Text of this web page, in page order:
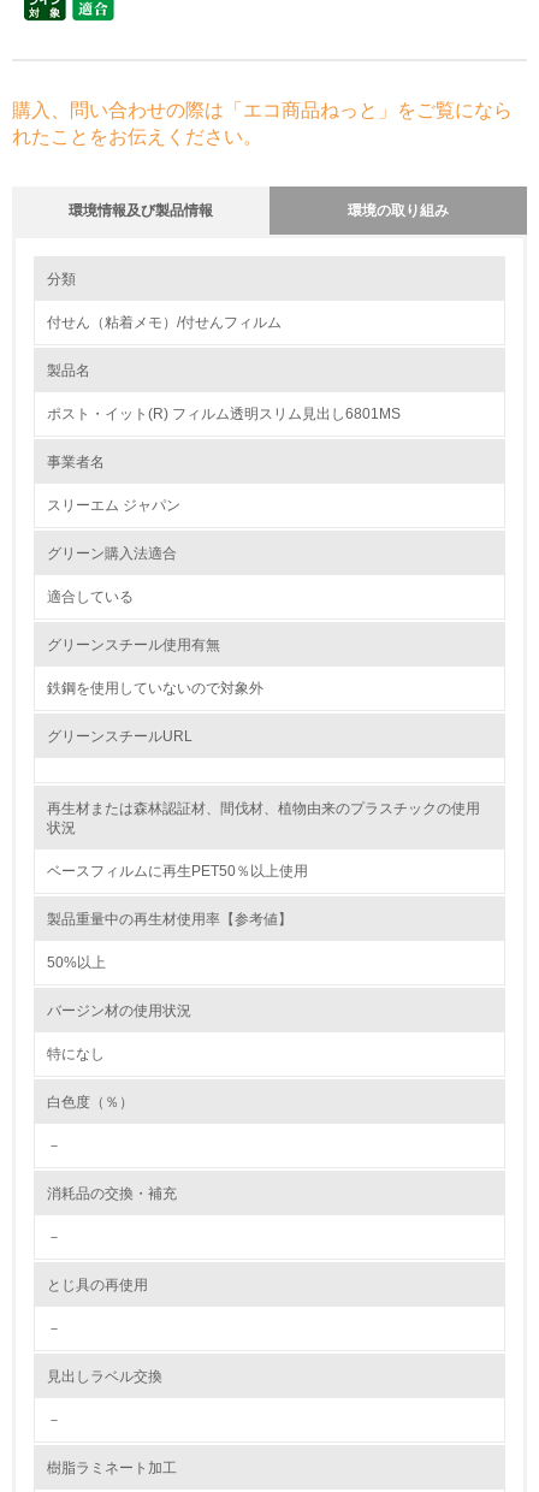
購入、問い合わせの際は「エコ商品ねっと」をご覧になら
れたことをお伝えください。
環境情報及び製品情報 環境の取り組み
1.環境取り組み体制
レベル2
5.
環境取り組み体制と成果を定期的に検証して次の活動に活
境対策を理解し、実践している
環境活動に関する規格やプログラムを導入している
<L1> 資源（投入原料、水等）とエネルギー（電力、重
分類
付せん（粘着メモ）/付せんフィルム
製品名
ポスト・イット(R) フィルム透明スリム見出し6801MS
事業者名
スリーエム ジャパン
グリーン購入法適合
適合している
グリーンスチール使用有無
鉄鋼を使用していないので対象外
グリーンスチールURL
再生材または森林認証材、間伐材、植物由来のプラスチックの使用
状況
ベースフィルムに再生PET50％以上使用
製品重量中の再生材使用率【参考値】
50%以上
バージン材の使用状況
特になし
白色度（％）
－
消耗品の交換・補充
－
とじ具の再使用
－
見出しラベル交換
－
樹脂ラミネート加工